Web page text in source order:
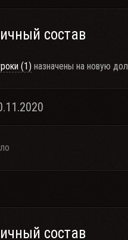
состав
(1) назначены на новую
состав